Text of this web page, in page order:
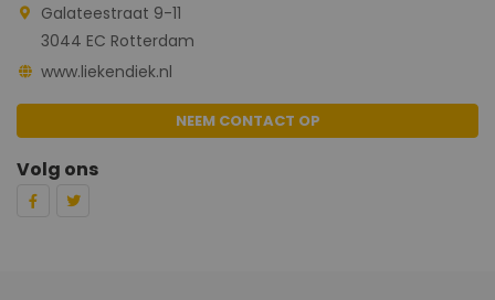
Galateestraat 9-11
3044 EC Rotterdam
www.liekendiek.nl
NEEM CONTACT OP
Volg ons